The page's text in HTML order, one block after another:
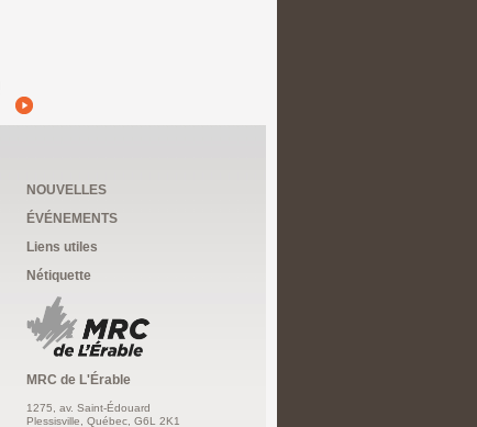
NOUVELLES
ÉVÉNEMENTS
Liens utiles
Nétiquette
MRC de L'Érable
1275, av. Saint-Édouard
Plessisville, Québec, G6L 2K1